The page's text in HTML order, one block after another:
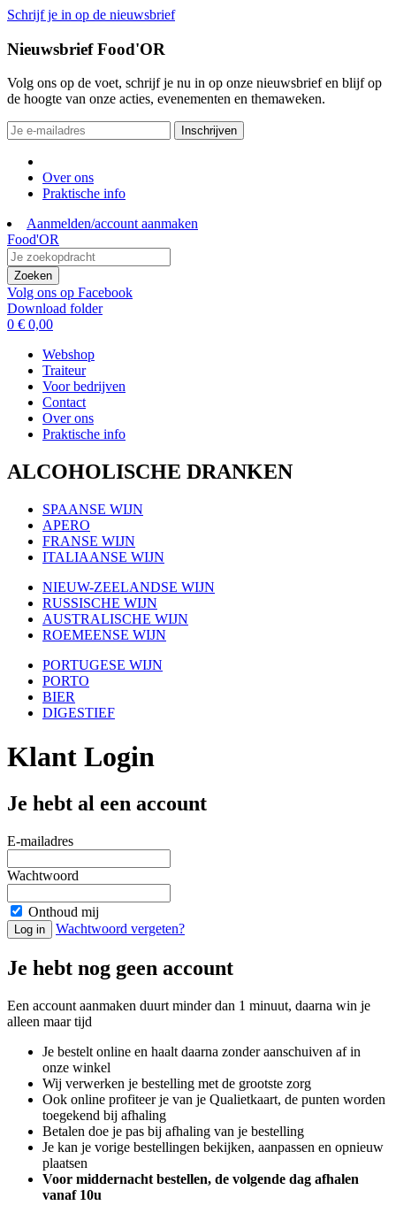
Schrijf je in op de nieuwsbrief
Nieuwsbrief Food'OR
Volg ons op de voet, schrijf je nu in op onze nieuwsbrief en blijf op
de hoogte van onze acties, evenementen en themaweken.
Inschrijven
Over ons
Praktische info
Aanmelden/account aanmaken
Food'OR
Zoeken
Volg ons op Facebook
Download folder
0 € 0,00
Webshop
Traiteur
Voor bedrijven
Contact
Over ons
Praktische info
ALCOHOLISCHE DRANKEN
SPAANSE WIJN
APERO
FRANSE WIJN
ITALIAANSE WIJN
NIEUW-ZEELANDSE WIJN
RUSSISCHE WIJN
AUSTRALISCHE WIJN
ROEMEENSE WIJN
PORTUGESE WIJN
PORTO
BIER
DIGESTIEF
Klant Login
Je hebt al een account
E-mailadres
Wachtwoord
Onthoud mij
Log in Wachtwoord vergeten?
Je hebt nog geen account
Een account aanmaken duurt minder dan 1 minuut, daarna win je
alleen maar tijd
Je bestelt online en haalt daarna zonder aanschuiven af in
onze winkel
Wij verwerken je bestelling met de grootste zorg
Ook online profiteer je van je Qualietkaart, de punten worden
toegekend bij afhaling
Betalen doe je pas bij afhaling van je bestelling
Je kan je vorige bestellingen bekijken, aanpassen en opnieuw
plaatsen
Voor middernacht bestellen, de volgende dag afhalen
vanaf 10u